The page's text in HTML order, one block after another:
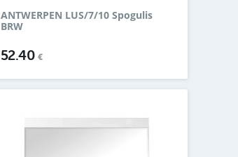
ANTWERPEN LUS/7/10 Spogulis
BRW
52.40€